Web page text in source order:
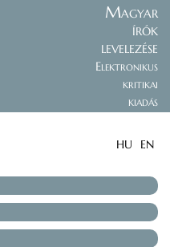
Magyar
írók
levelezése
Elektronikus
kritikai
kiadás
HU EN